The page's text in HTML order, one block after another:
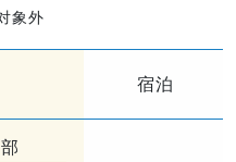
象外
宿泊